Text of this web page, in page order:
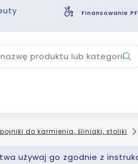
Finansowanie
produktu lub kategorii
do karmienia, śliniaki, stoliki
używaj go zgodnie z